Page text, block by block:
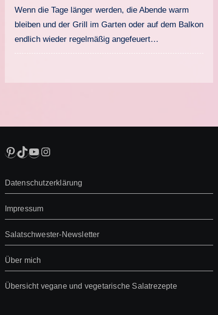
Grillabend und Buffet
Wenn die Tage länger werden, die Abende warm
bleiben und der Grill im Garten oder auf dem Balkon
endlich wieder regelmäßig angefeuert…
Pinterest
TikTok
YouTube
Instagram
Datenschutzerklärung
Impressum
Salatschwester-Newsletter
Über mich
Übersicht vegane und vegetarische Salatrezepte